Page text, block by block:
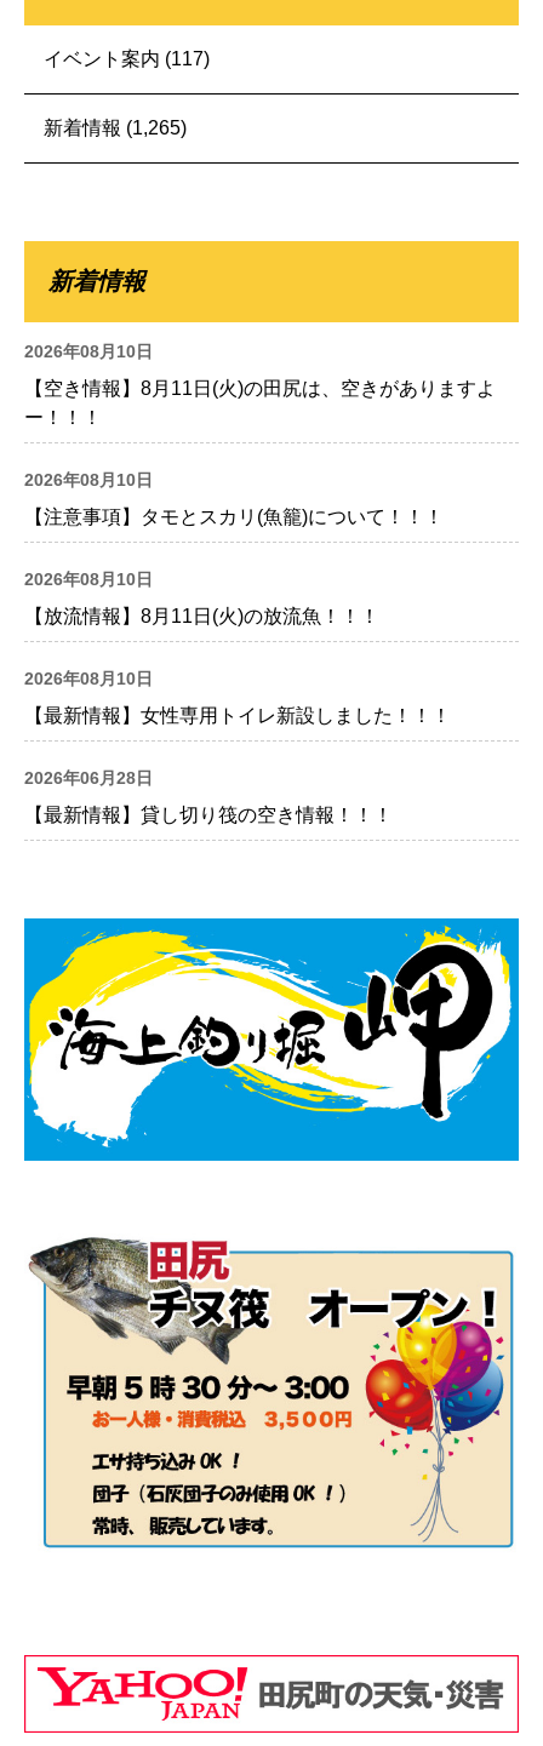
イベント案内 (117)
新着情報 (1,265)
新着情報
2026年08月10日
【空き情報】8月11日(火)の田尻は、空きがありますよ
ー！！！
2026年08月10日
【注意事項】タモとスカリ(魚籠)について！！！
2026年08月10日
【放流情報】8月11日(火)の放流魚！！！
2026年08月10日
【最新情報】女性専用トイレ新設しました！！！
2026年06月28日
【最新情報】貸し切り筏の空き情報！！！